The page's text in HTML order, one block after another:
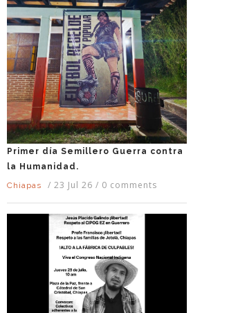
Primer día Semillero Guerra contra
la Humanidad.
Chiapas
/ 23 Jul 26 / 0 comments